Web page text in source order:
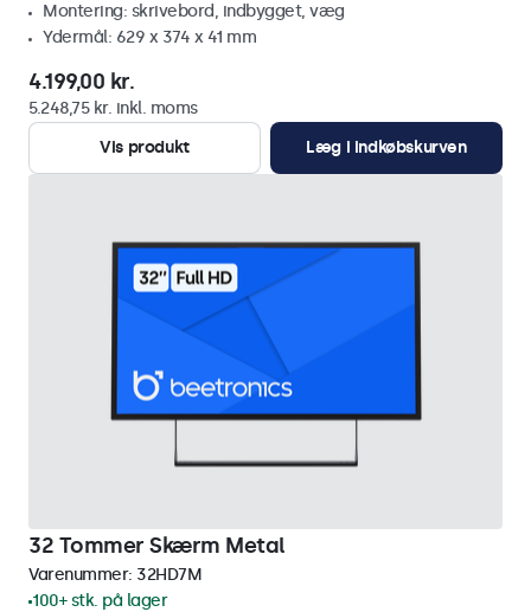
Montering: skrivebord, indbygget, væg
Ydermål: 629 x 374 x 41 mm
4.199,00 kr.
5.248,75 kr. inkl. moms
Vis produkt
Læg i indkøbskurven
32 Tommer Skærm Metal
Varenummer: 32HD7M
100+ stk. på lager